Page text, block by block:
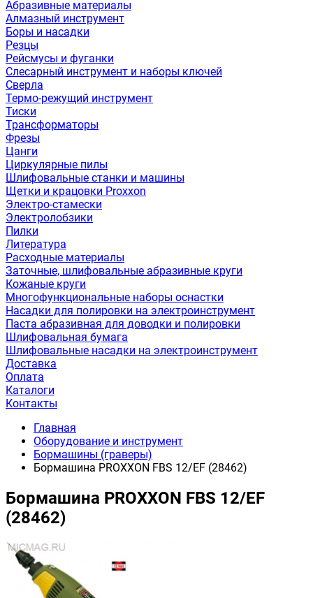
Абразивные материалы
Алмазный инструмент
Боры и насадки
Резцы
Рейсмусы и фуганки
Слесарный инструмент и наборы ключей
Сверла
Термо-режущий инструмент
Тиски
Трансформаторы
Фрезы
Цанги
Циркулярные пилы
Шлифовальные станки и машины
Щетки и крацовки Proxxon
Электро-стамески
Электролобзики
Пилки
Литература
Расходные материалы
Заточные, шлифовальные абразивные круги
Кожаные круги
Многофункциональные наборы оснастки
Насадки для полировки на электроинструмент
Паста абразивная для доводки и полировки
Шлифовальная бумага
Шлифовальные насадки на электроинструмент
Доставка
Оплата
Каталоги
Контакты
Главная
Оборудование и инструмент
Бормашины (граверы)
Бормашина PROXXON FBS 12/ЕF (28462)
Бормашина PROXXON FBS 12/ЕF
(28462)